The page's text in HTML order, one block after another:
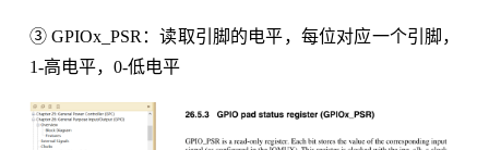
③ GPIOx_PSR：读取引脚的电平，每位对应一个引脚，
1-高电平，0-低电平